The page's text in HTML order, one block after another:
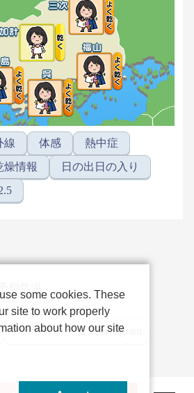
線 体感
熱中症
燥情報
日の出日の入り
TSS ライク！公式Instagram
some cookies. These
site to work properly
about how our site